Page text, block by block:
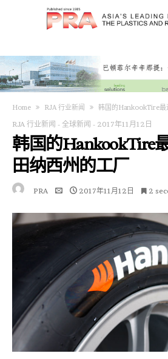
Home RJA 行业新闻 韩国的HankookTire最
RJA 行业新闻 - 全球新闻 - 2017年11月12日
韩国的HankookTire
田纳西州的工厂
PRA 2017年11月12日 2